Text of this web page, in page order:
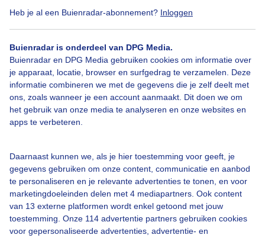
Heb je al een Buienradar-abonnement? Inloggen
Buienradar is onderdeel van DPG Media.
Buienradar en DPG Media gebruiken cookies om informatie over
je apparaat, locatie, browser en surfgedrag te verzamelen. Deze
informatie combineren we met de gegevens die je zelf deelt met
ons, zoals wanneer je een account aanmaakt. Dit doen we om
het gebruik van onze media te analyseren en onze websites en
apps te verbeteren.
Daarnaast kunnen we, als je hier toestemming voor geeft, je
gegevens gebruiken om onze content, communicatie en aanbod
te personaliseren en je relevante advertenties te tonen, en voor
marketingdoeleinden delen met 4 mediapartners. Ook content
van 13 externe platformen wordt enkel getoond met jouw
toestemming. Onze 114 advertentie partners gebruiken cookies
voor gepersonaliseerde advertenties, advertentie- en
Hondenweer Herfst Regen
Bekijk slideshow